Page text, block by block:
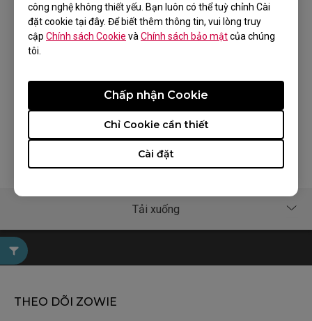
công nghệ không thiết yếu. Bạn luôn có thể tuỳ chỉnh Cài
đặt cookie tại đây. Để biết thêm thông tin, vui lòng truy
cập Chính sách Cookie và Chính sách bảo mậtcủa chúng
tôi.
Cài đặt
Chỉ Cookie cần thiết
Chấp nhận Cookie
C
LỚP PHỦ
BLACK
THEO DÕI ZOWIE